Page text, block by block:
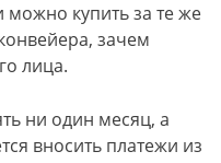
можно купить за те же
зачем
лица.
ни один месяц, а
вносить платежи из